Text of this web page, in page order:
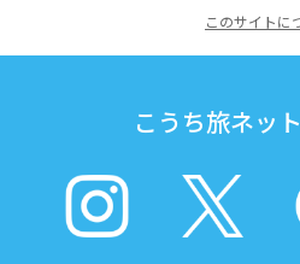
このサイトに
こうち旅ネッ